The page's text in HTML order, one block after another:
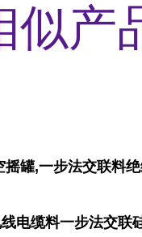
似产
摇罐,一步法交联料
电缆料一步法交联